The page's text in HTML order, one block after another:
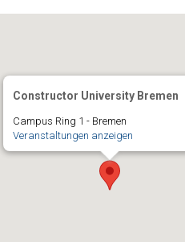
Constructor University Bremen
Campus Ring 1 - Bremen
Veranstaltungen anzeigen